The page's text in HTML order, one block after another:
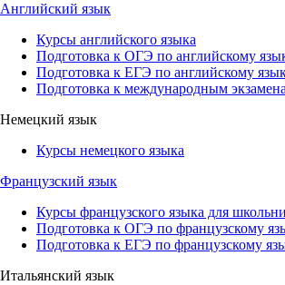
Английский язык
Курсы английского языка
Подготовка к ОГЭ по английскому
Подготовка к ЕГЭ по английскому
Подготовка к международным
Немецкий язык
Курсы немецкого языка
Французский язык
Курсы французского языка для
Подготовка к ОГЭ по французскому
Подготовка к ЕГЭ по французскому
Итальянский язык